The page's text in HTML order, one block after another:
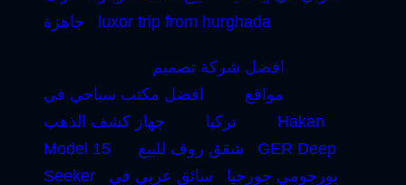
جاهزة
luxor trip from hurghada
افضل شركة تصميم
مواقع
افضل مكتب سياحي في
تركيا
جهاز كشف الذهب
Hakan
Model 15
شقق روف للبيع
GER Deep
Seeker
بورجومي جورجيا سائق عربي في